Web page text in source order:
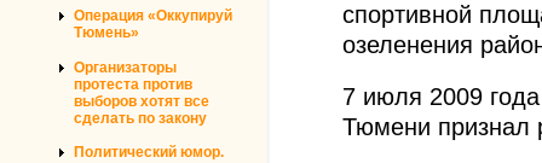
Операция «Оккупируй
Тюмень»
Организаторы
протеста против
выборов хотят все
сделать по закону
Политический юмор.
спортивной
озеленения
7 июля 2009
Тюмени признал